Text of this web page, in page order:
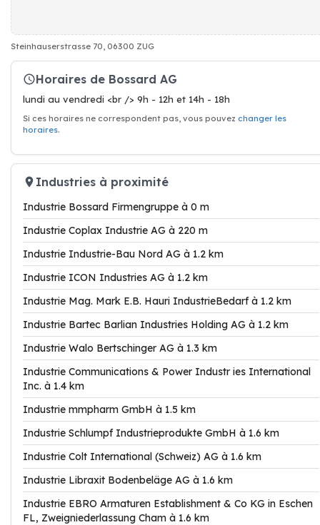
Steinhauserstrasse 70, 06300 ZUG
Horaires de Bossard AG
lundi au vendredi <br /> 9h - 12h et 14h - 18h
Si ces horaires ne correspondent pas, vous pouvez changer les
horaires.
Industries à proximité
Industrie Bossard Firmengruppe à 0 m
Industrie Coplax Industrie AG à 220 m
Industrie Industrie-Bau Nord AG à 1.2 km
Industrie ICON Industries AG à 1.2 km
Industrie Mag. Mark E.B. Hauri IndustrieBedarf à 1.2 km
Industrie Bartec Barlian Industries Holding AG à 1.2 km
Industrie Walo Bertschinger AG à 1.3 km
Industrie Communications & Power Industr ies International
Inc. à 1.4 km
Industrie mmpharm GmbH à 1.5 km
Industrie Schlumpf Industrieprodukte GmbH à 1.6 km
Industrie Colt International (Schweiz) AG à 1.6 km
Industrie Libraxit Bodenbeläge AG à 1.6 km
Industrie EBRO Armaturen Establishment & Co KG in Eschen
FL, Zweigniederlassung Cham à 1.6 km